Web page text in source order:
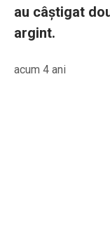
au câștigat
argint.
acum 4 ani